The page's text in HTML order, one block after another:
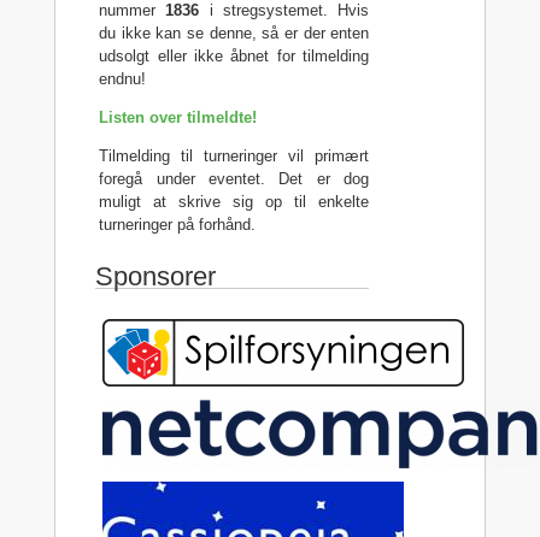
nummer1836 i stregsystemet. Hvis
du ikke kan se denne, så er der enten
udsolgt eller ikke åbnet for tilmelding
endnu!
Listen over tilmeldte!
Tilmelding til turneringer vil primært
foregå under eventet. Det er dog
muligt at skrive sig op til enkelte
turneringer på forhånd.
Sponsorer